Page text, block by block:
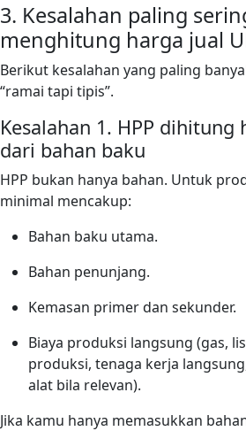
3. Kesalahan paling
menghitung harga jual
Berikut kesalahan yang paling
“ramai tapi tipis”.
Kesalahan 1. HPP dihitung
dari bahan baku
HPP bukan hanya bahan. Untuk
minimal mencakup:
Bahan baku utama.
Bahan penunjang.
Kemasan primer dan sekunder.
Biaya produksi langsung (gas,
produksi, tenaga kerja
alat bila relevan).
Jika kamu hanya memasukkan